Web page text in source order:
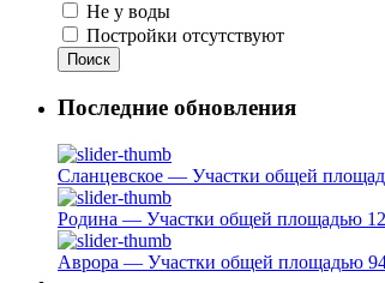
Не у воды
Постройки отсутствуют
Поиск
Последние обновления
Сланцевское — Участки общей
Родина — Участки общей площадью
Аврора — Участки общей площадью